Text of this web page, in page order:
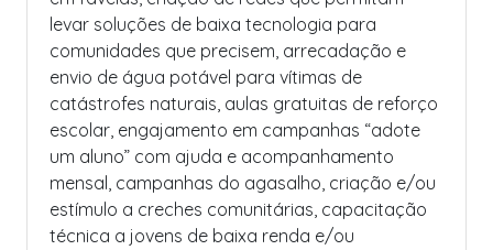
levar soluções de baixa tecnologia para
comunidades que precisem, arrecadação e
envio de água potável para vítimas de
catástrofes naturais, aulas gratuitas de reforço
escolar, engajamento em campanhas “adote
um aluno” com ajuda e acompanhamento
mensal, campanhas do agasalho, criação e/ou
estímulo a creches comunitárias, capacitação
técnica a jovens de baixa renda e/ou